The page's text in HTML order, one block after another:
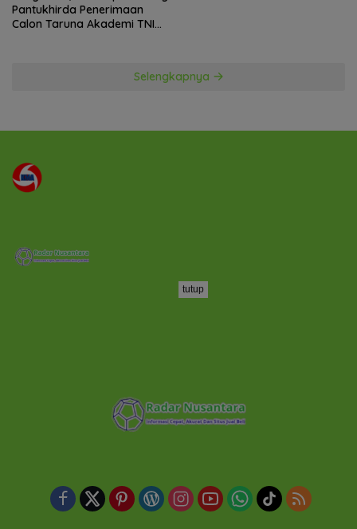
Pantukhirda Penerimaan
Calon Taruna Akademi TNI
Selengkapnya
tutup